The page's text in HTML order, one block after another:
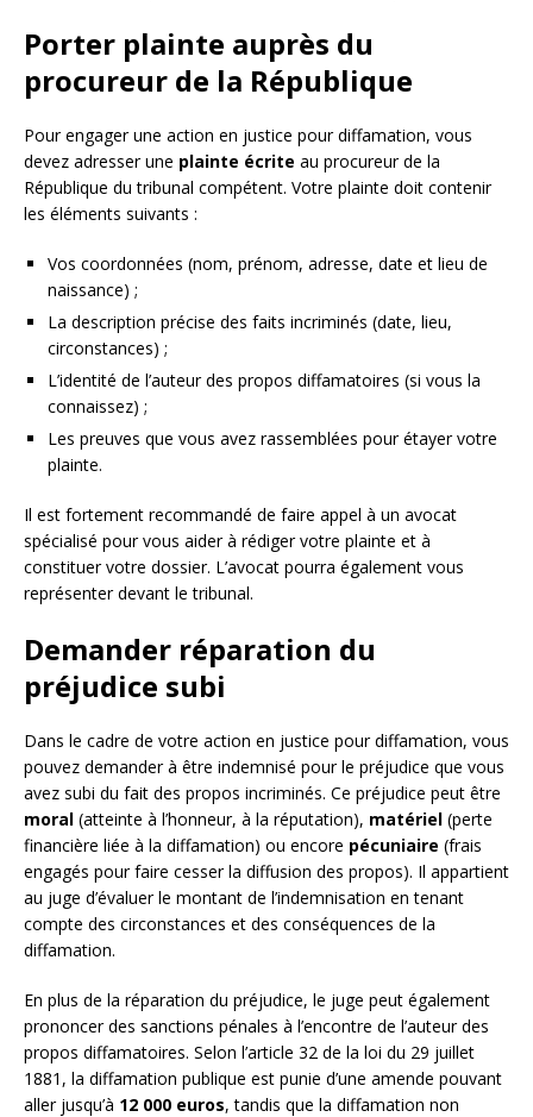
Porter plainte auprès du
procureur de la République
Pour engager une action en justice pour diffamation, vous
devez adresser une plainte écrite au procureur de la
République du tribunal compétent. Votre plainte doit contenir
les éléments suivants :
Vos coordonnées (nom, prénom, adresse, date et lieu de
naissance) ;
La description précise des faits incriminés (date, lieu,
circonstances) ;
L’identité de l’auteur des propos diffamatoires (si vous la
connaissez) ;
Les preuves que vous avez rassemblées pour étayer votre
plainte.
Il est fortement recommandé de faire appel à un avocat
spécialisé pour vous aider à rédiger votre plainte et à
constituer votre dossier. L’avocat pourra également vous
représenter devant le tribunal.
Demander réparation du
préjudice subi
Dans le cadre de votre action en justice pour diffamation, vous
pouvez demander à être indemnisé pour le préjudice que vous
avez subi du fait des propos incriminés. Ce préjudice peut être
moral (atteinte à l’honneur, à la réputation), matériel (perte
financière liée à la diffamation) ou encore pécuniaire (frais
engagés pour faire cesser la diffusion des propos). Il appartient
au juge d’évaluer le montant de l’indemnisation en tenant
compte des circonstances et des conséquences de la
diffamation.
En plus de la réparation du préjudice, le juge peut également
prononcer des sanctions pénales à l’encontre de l’auteur des
propos diffamatoires. Selon l’article 32 de la loi du 29 juillet
1881, la diffamation publique est punie d’une amende pouvant
aller jusqu’à 12 000 euros, tandis que la diffamation non